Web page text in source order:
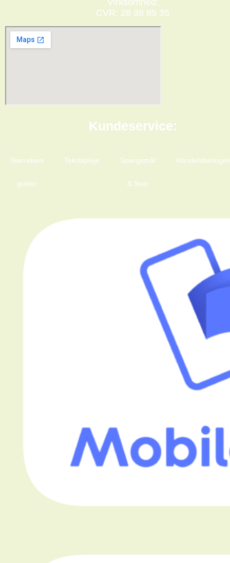
CVR: 28 38 85 35
Kundeservice:
Størrelses
guider
Tekstilpleje Spørgsmål
& Svar